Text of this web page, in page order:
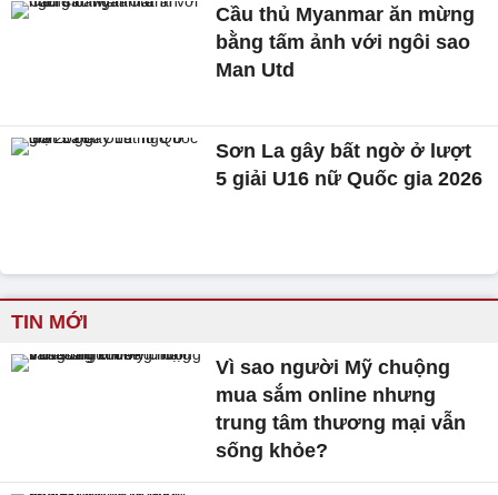
Cầu thủ Myanmar ăn mừng
bằng tấm ảnh với ngôi sao
Man Utd
Sơn La gây bất ngờ ở lượt
5 giải U16 nữ Quốc gia 2026
TIN MỚI
Vì sao người Mỹ chuộng
mua sắm online nhưng
trung tâm thương mại vẫn
sống khỏe?